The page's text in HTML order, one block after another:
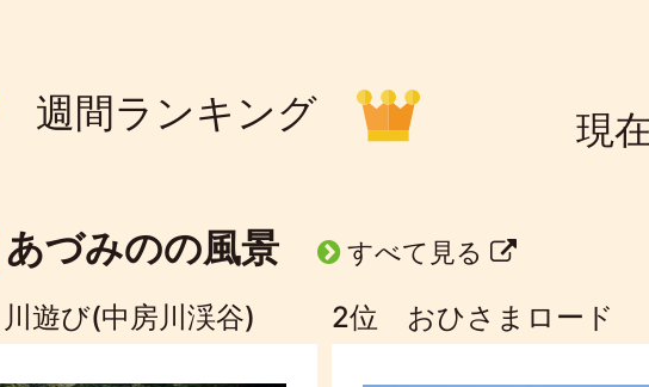
週間ランキング 現
あづみのの風景 すべて見る
遊び(中房川渓谷) 2位 おひさまロード